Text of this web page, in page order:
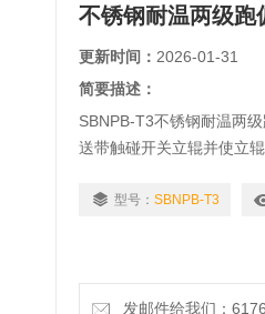
不锈钢耐温两级跑
更新时间： 2026-01-31
简要描述：
SBNPB-T3不锈钢耐温两
送带触碰开关立辊并使立
关发出停机信号，实现输
型号： SBNPB-T3
发邮件给我们：